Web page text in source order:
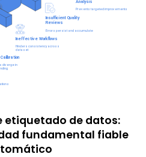
etiquetado de datos:
fundamental fiable